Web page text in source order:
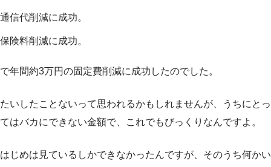
通信代削減に成功。
保険料削減に成功。
で年間約3万円の固定費削減に成功したのでした。
たいしたことないって思われるかもしれませんが、うちにとっ
てはバカにできない金額で、これでもびっくりなんですよ。
はじめは見ているしかできなかったんですが、そのうち何かい